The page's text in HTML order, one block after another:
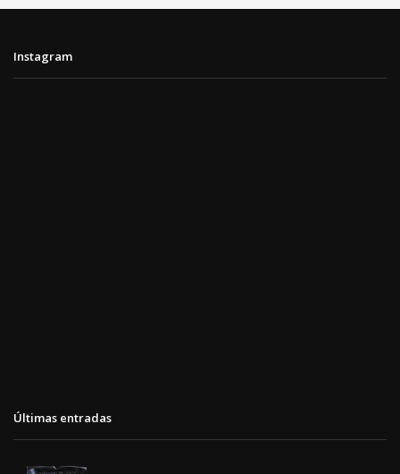
Instagram
Últimas entradas